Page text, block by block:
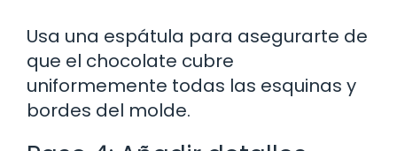
Usa una espátula para asegurarte de
que el chocolate cubre
uniformemente todas las esquinas y
bordes del molde.